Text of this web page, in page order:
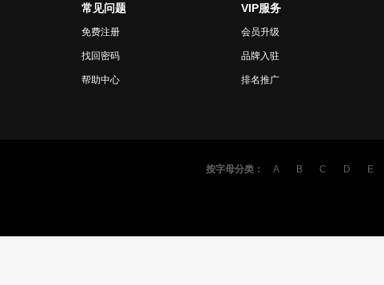
常见问题
免费注册
找回密码
帮助中心
VIP服务
会员升级
品牌入驻
排名推广
按字母分类： A B C D E